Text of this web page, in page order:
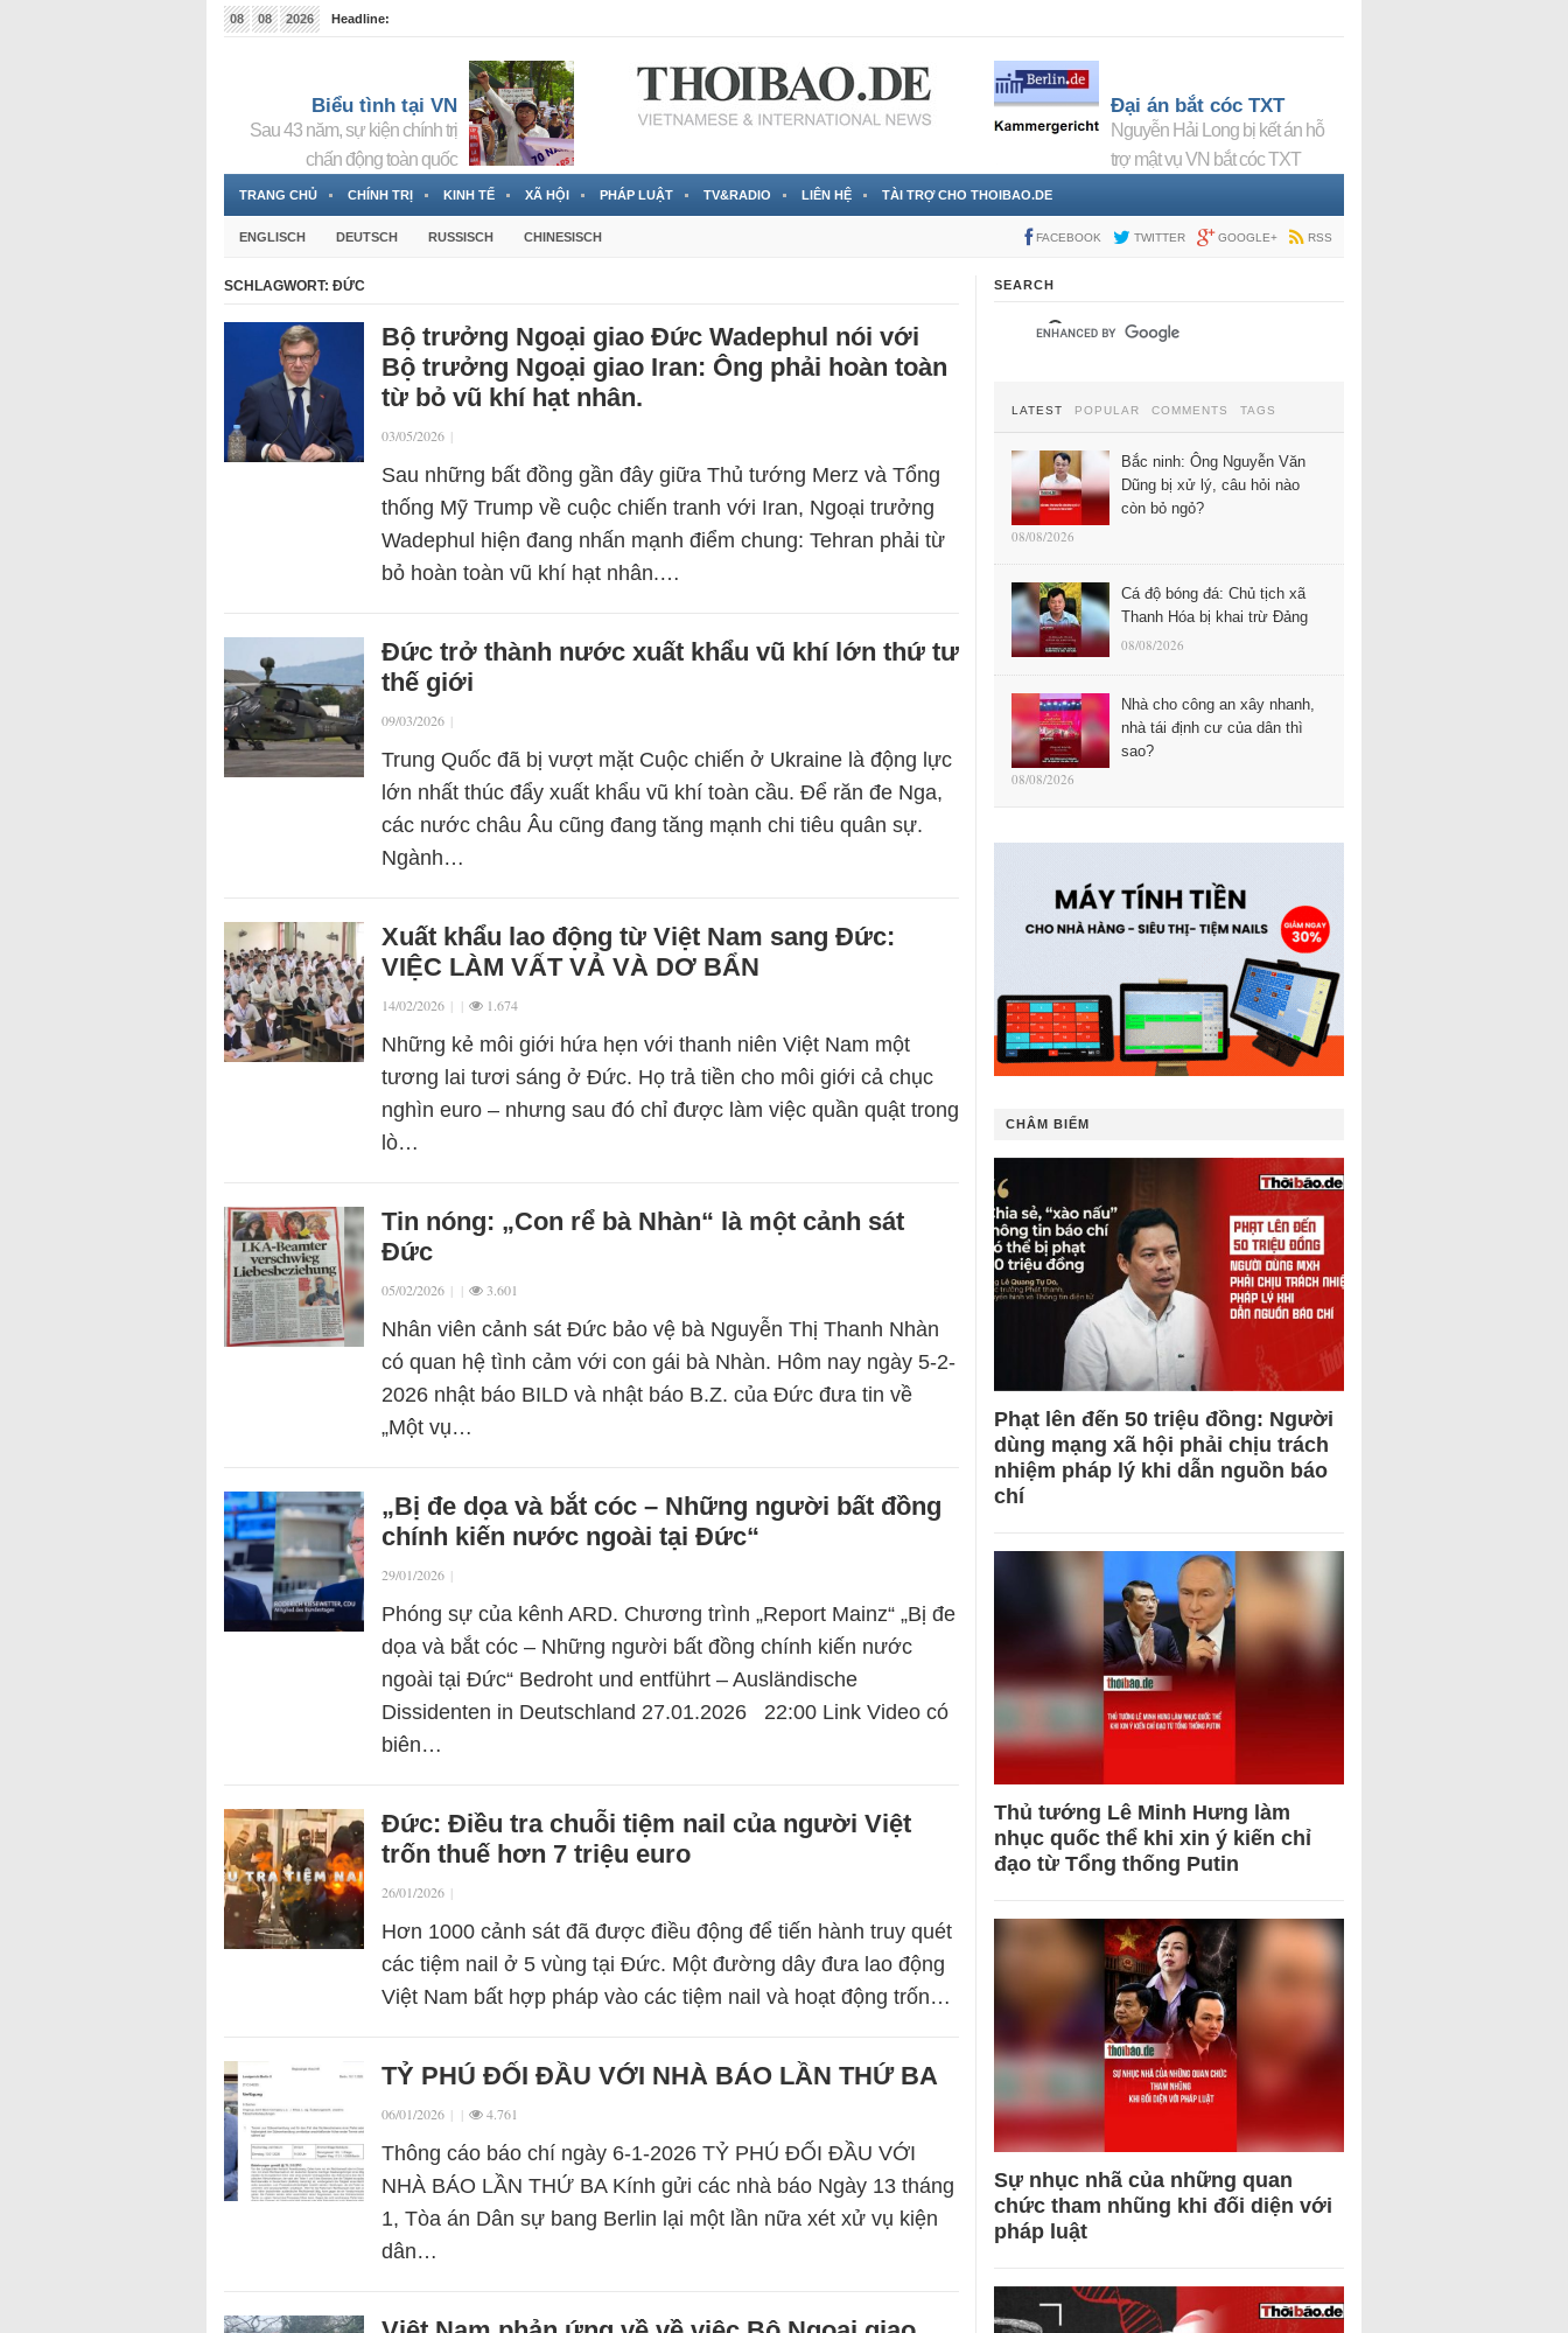
08 08 2026
Headline:
Biểu tình tại VN
Sau 43 năm, sự kiện chính trị
chấn động toàn quốc
Đại án bắt cóc TXT
Nguyễn Hải Long bị kết án hỗ
trợ mật vụ VN bắt cóc TXT
TRANG CHỦ CHÍNH TRỊ KINH TẾ XÃ HỘI PHÁP LUẬT TV&RADIO LIÊN HỆ TÀI TRỢ CHO THOIBAO.DE
ENGLISCH DEUTSCH RUSSISCH CHINESISCH FACEBOOK TWITTER GOOGLE+ RSS
SCHLAGWORT: ĐỨC
Bộ trưởng Ngoại giao Đức Wadephul nói với
Bộ trưởng Ngoại giao Iran: Ông phải hoàn toàn
từ bỏ vũ khí hạt nhân.
03/05/2026 |
Sau những bất đồng gần đây giữa Thủ tướng Merz và Tổng
thống Mỹ Trump về cuộc chiến tranh với Iran, Ngoại trưởng
Wadephul hiện đang nhấn mạnh điểm chung: Tehran phải từ
bỏ hoàn toàn vũ khí hạt nhân.…
Đức trở thành nước xuất khẩu vũ khí lớn thứ tư
thế giới
09/03/2026 |
Trung Quốc đã bị vượt mặt Cuộc chiến ở Ukraine là động lực
lớn nhất thúc đẩy xuất khẩu vũ khí toàn cầu. Để răn đe Nga,
các nước châu Âu cũng đang tăng mạnh chi tiêu quân sự.
Ngành…
Xuất khẩu lao động từ Việt Nam sang Đức:
VIỆC LÀM VẤT VẢ VÀ DƠ BẨN
14/02/2026 | | 1.674
Những kẻ môi giới hứa hẹn với thanh niên Việt Nam một
tương lai tươi sáng ở Đức. Họ trả tiền cho môi giới cả chục
nghìn euro – nhưng sau đó chỉ được làm việc quần quật trong
lò…
Tin nóng: „Con rể bà Nhàn“ là một cảnh sát
Đức
05/02/2026 | | 3.601
Nhân viên cảnh sát Đức bảo vệ bà Nguyễn Thị Thanh Nhàn
có quan hệ tình cảm với con gái bà Nhàn. Hôm nay ngày 5-2-
2026 nhật báo BILD và nhật báo B.Z. của Đức đưa tin về
„Một vụ…
„Bị đe dọa và bắt cóc – Những người bất đồng
chính kiến nước ngoài tại Đức“
29/01/2026 |
Phóng sự của kênh ARD. Chương trình „Report Mainz“ „Bị đe
dọa và bắt cóc – Những người bất đồng chính kiến nước
ngoài tại Đức“ Bedroht und entführt – Ausländische
Dissidenten in Deutschland 27.01.2026 22:00 Link Video có
biên…
Đức: Điều tra chuỗi tiệm nail của người Việt
trốn thuế hơn 7 triệu euro
26/01/2026 |
Hơn 1000 cảnh sát đã được điều động để tiến hành truy quét
các tiệm nail ở 5 vùng tại Đức. Một đường dây đưa lao động
Việt Nam bất hợp pháp vào các tiệm nail và hoạt động trốn…
TỶ PHÚ ĐỐI ĐẦU VỚI NHÀ BÁO LẦN THỨ BA
06/01/2026 | | 4.761
Thông cáo báo chí ngày 6-1-2026 TỶ PHÚ ĐỐI ĐẦU VỚI
NHÀ BÁO LẦN THỨ BA Kính gửi các nhà báo Ngày 13 tháng
1, Tòa án Dân sự bang Berlin lại một lần nữa xét xử vụ kiện
dân…
SEARCH
LATEST POPULAR COMMENTS TAGS
Bắc ninh: Ông Nguyễn Văn
Dũng bị xử lý, câu hỏi nào
còn bỏ ngỏ?
08/08/2026
Cá độ bóng đá: Chủ tịch xã
Thanh Hóa bị khai trừ Đảng
08/08/2026
Nhà cho công an xây nhanh,
nhà tái định cư của dân thì
sao?
08/08/2026
CHÂM BIẾM
Phạt lên đến 50 triệu đồng: Người
dùng mạng xã hội phải chịu trách
nhiệm pháp lý khi dẫn nguồn báo
chí
Thủ tướng Lê Minh Hưng làm
nhục quốc thể khi xin ý kiến chỉ
đạo từ Tổng thống Putin
Sự nhục nhã của những quan
chức tham nhũng khi đối diện với
pháp luật